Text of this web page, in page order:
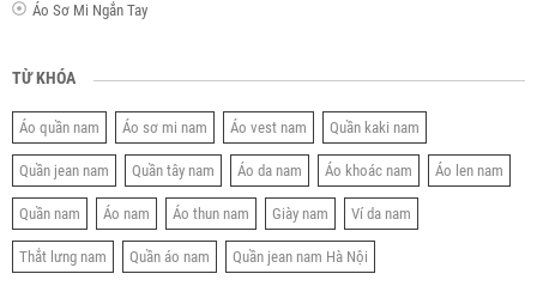
Áo Sơ Mi Ngắn Tay
TỪ KHÓA
Áo quần nam Áo sơ mi nam Áo vest nam Quần kaki nam
Quần jean nam Quần tây nam Áo da nam Áo khoác nam Áo len nam
Quần nam Áo nam Áo thun nam Giày nam Ví da nam
Thắt lưng nam Quần áo nam Quần jean nam Hà Nội